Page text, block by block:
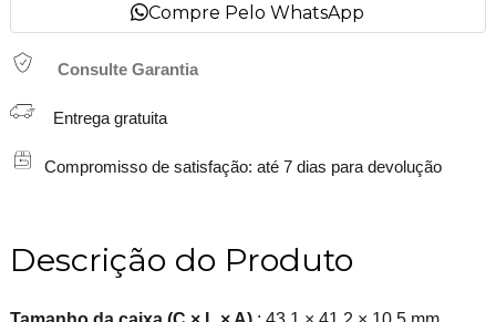
Compre Pelo WhatsApp
Consulte Garantia
Entrega gratuita
Compromisso de satisfação: até 7 dias para devolução
Descrição do Produto